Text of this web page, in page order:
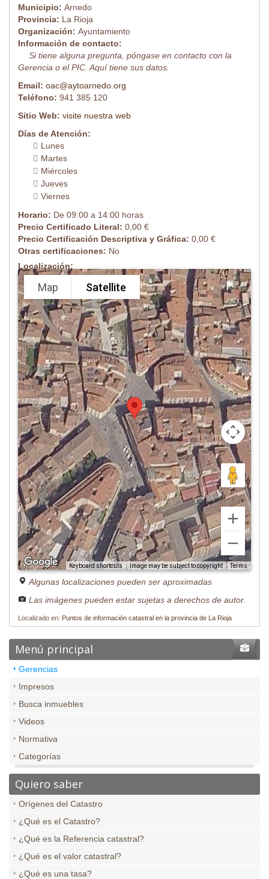
Municipio: Arnedo
Provincia: La Rioja
Organización: Ayuntamiento
Información de contacto:
Si tiene alguna pregunta, póngase en contacto con la
Gerencia o el PIC. Aquí tiene sus datos.
Email: oac@aytoarnedo.org
Teléfono: 941 385 120
Sitio Web: visite nuestra web
Días de Atención:
Lunes
Martes
Miércoles
Jueves
Viernes
Horario: De 09:00 a 14:00 horas
Precio Certificado Literal: 0,00 €
Precio Certificación Descriptiva y Gráfica: 0,00 €
Otras certificaciones: No
Localización:
Map Satellite
Keyboard shortcuts Image may be subject to copyright Terms
Algunas localizaciones pueden ser aproximadas
Las imágenes pueden estar sujetas a derechos de autor.
Localizado en: Puntos de información catastral en la provincia de La Rioja
Menú principal
Gerencias
Impresos
Busca inmuebles
Videos
Normativa
Categorías
Quiero saber
Orígenes del Catastro
¿Qué es el Catastro?
¿Qué es la Referencia catastral?
¿Qué es el valor catastral?
¿Qué es una tasa?